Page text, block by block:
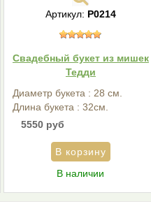
Артикул: Р0214
Свадебный букет из мишек
Тедди
Диаметр букета : 28 см.
Длина букета : 32см.
5550 руб
В наличии